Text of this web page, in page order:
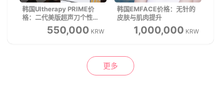
韩国Ultherapy PRIME价
格：二代美版超声刀个性化
550,000 KRW
韩国EMFACE价格：无针的
皮肤与肌肉提升
1,000,000 KRW
更多